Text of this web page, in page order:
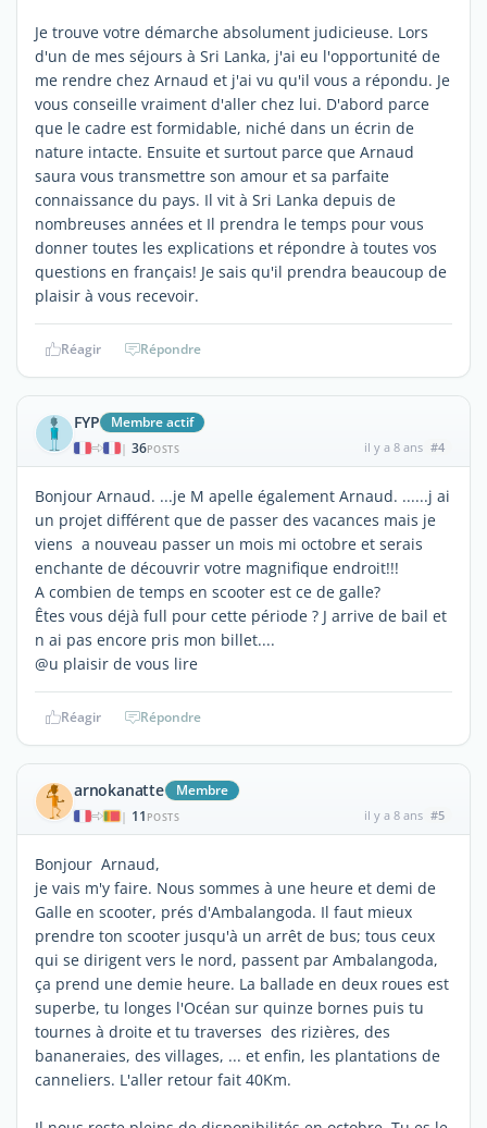
Je trouve votre démarche absolument judicieuse. Lors
d'un de mes séjours à Sri Lanka, j'ai eu l'opportunité de
me rendre chez Arnaud et j'ai vu qu'il vous a répondu. Je
vous conseille vraiment d'aller chez lui. D'abord parce
que le cadre est formidable, niché dans un écrin de
nature intacte. Ensuite et surtout parce que Arnaud
saura vous transmettre son amour et sa parfaite
connaissance du pays. Il vit à Sri Lanka depuis de
nombreuses années et Il prendra le temps pour vous
donner toutes les explications et répondre à toutes vos
questions en français! Je sais qu'il prendra beaucoup de
plaisir à vous recevoir.
Réagir Répondre
FYP Membre actif
| 36POSTS il y a 8 ans #4
Bonjour Arnaud. ...je M apelle également Arnaud. ......j ai
un projet différent que de passer des vacances mais je
viens a nouveau passer un mois mi octobre et serais
enchante de découvrir votre magnifique endroit!!!
A combien de temps en scooter est ce de galle?
Êtes vous déjà full pour cette période ? J arrive de bail et
n ai pas encore pris mon billet....
@u plaisir de vous lire
Réagir Répondre
arnokanatte Membre
| 11 POSTS il y a 8 ans #5
Bonjour Arnaud,
je vais m'y faire. Nous sommes à une heure et demi de
Galle en scooter, prés d'Ambalangoda. Il faut mieux
prendre ton scooter jusqu'à un arrêt de bus; tous ceux
qui se dirigent vers le nord, passent par Ambalangoda,
ça prend une demie heure. La ballade en deux roues est
superbe, tu longes l'Océan sur quinze bornes puis tu
tournes à droite et tu traverses des rizières, des
bananeraies, des villages, ... et enfin, les plantations de
canneliers. L'aller retour fait 40Km.